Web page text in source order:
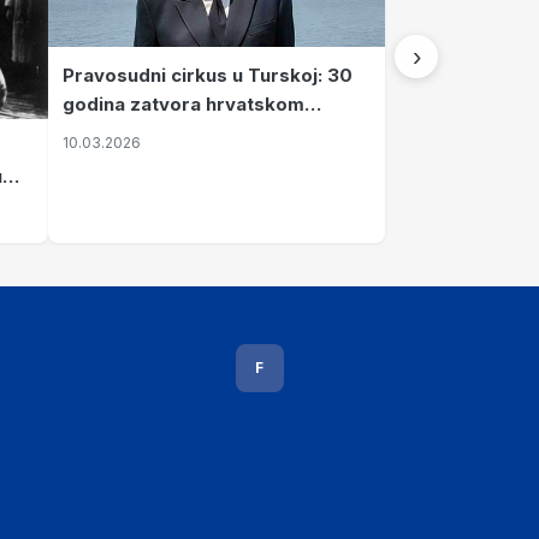
Pravosudni cirkus u Turskoj: 30
godina zatvora hrvatskom
kapetanu kojeg su sami pustili
10.03.2026
›
F